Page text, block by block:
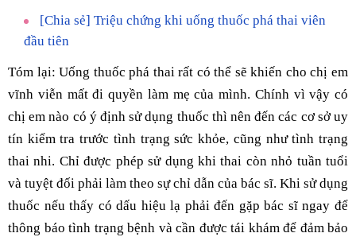
[Chia sẻ] Triệu chứng khi uống thuốc phá thai viên
đầu tiên
Tóm lại: Uống thuốc phá thai rất có thể sẽ khiến cho chị em
vĩnh viễn mất đi quyền làm mẹ của mình. Chính vì vậy có
chị em nào có ý định sử dụng thuốc thì nên đến các cơ sở uy
tín kiểm tra trước tình trạng sức khỏe, cũng như tình trạng
thai nhi. Chỉ được phép sử dụng khi thai còn nhỏ tuần tuổi
và tuyệt đối phải làm theo sự chỉ dẫn của bác sĩ. Khi sử dụng
thuốc nếu thấy có dấu hiệu lạ phải đến gặp bác sĩ ngay để
thông báo tình trạng bệnh và cần được tái khám để đảm bảo